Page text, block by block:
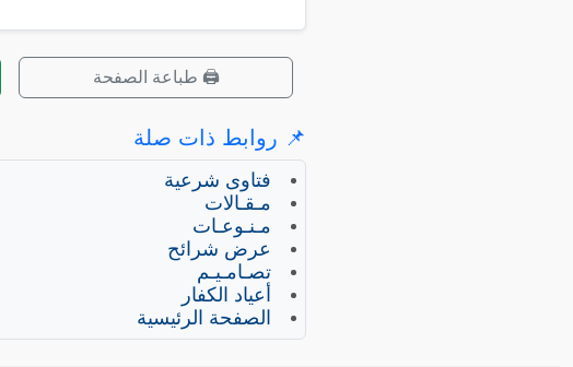
🖨️ طباعة الصفحة
📌 روابط ذات صلة
فتاوى شرعية
مـقـالات
مـنـوعـات
عرض شرائح
تصـامـيـم
أعياد الكفار
الصفحة الرئيسية